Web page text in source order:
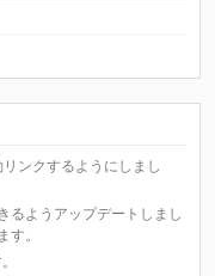
ンクするようにしまし
るようアップデートしまし
す。